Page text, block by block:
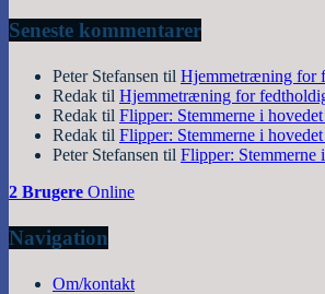
Seneste kommentarer
Peter Stefansen til Hjemmetræning for
Redak til Hjemmetræning for
Redak til Flipper: Stemmerne i hovedet
Redak til Flipper: Stemmerne i hovedet
Peter Stefansen til Flipper: Stemmerne
2 Brugere Online
Navigation
Om/kontakt